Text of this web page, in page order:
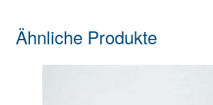
Ähnliche Produkte